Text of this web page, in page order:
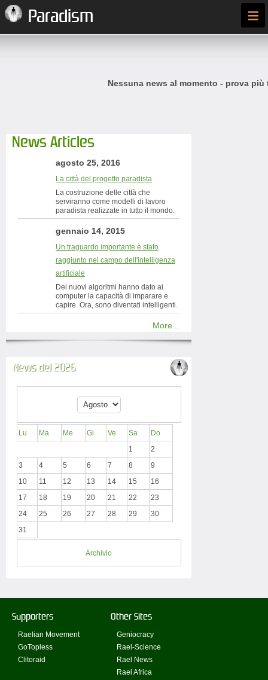
Paradism ≡
Nessuna news al momento - prova più
News Articles
agosto 25, 2016
La città del progetto paradista
La costruzione delle città che
serviranno come modelli di lavoro
paradista realizzate in tutto il mondo.
gennaio 14, 2015
Un traguardo importante è stato
raggiunto nel campo dell'intelligenza
artificiale
Dei nuovi algoritmi hanno dato ai
computer la capacità di imparare e
capire. Ora, sono diventati intelligenti.
More...
News del 2026
Lu Ma Me Gi Ve Sa
Do
1
2
3
4 5 6 7 8
9
10
11 12 13 14 15
16
17
18 19 20 21 22
23
24
25 26 27 28 29
30
31
Archivio
Supporters
Raelian Movement
GoTopless
Clitoraid
Other Sites
Geniocracy
Rael-Science
Rael News
Rael Africa